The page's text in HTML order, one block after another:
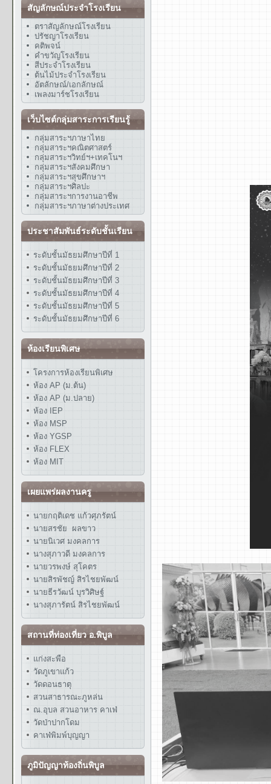
สัญลักษณ์ประจำโรงเรียน
ตราสัญลักษณ์โรงเรียน
ปรัชญาโรงเรียน
คติพจน์
คำขวัญโรงเรียน
สีประจำโรงเรียน
ต้นไม้ประจำโรงเรียน
อัตลักษณ์/เอกลักษณ์
เพลงมาร์ชโรงเรียน
เว็บไซต์กลุ่มสาระการเรียนรู้
กลุ่มสาระฯภาษาไทย
กลุ่มสาระฯคณิตศาสตร์
กลุ่มสาระฯวิทย์ฯ+เทคโนฯ
กลุ่มสาระฯสังคมศึกษา
กลุ่มสาระฯสุขศึกษาฯ
กลุ่มสาระฯศิลปะ
กลุ่มสาระฯการงานอาชีพ
กลุ่มสาระฯภาษาต่างประเทศ
ประชาสัมพันธ์ระดับชั้นเรียน
ระดับชั้นมัธยมศึกษาปีที่ 1
ระดับชั้นมัธยมศึกษาปีที่ 2
ระดับชั้นมัธยมศึกษาปีที่ 3
ระดับชั้นมัธยมศึกษาปีที่ 4
ระดับชั้นมัธยมศึกษาปีที่ 5
ระดับชั้นมัธยมศึกษาปีที่ 6
ห้องเรียนพิเศษ
โครงการห้องเรียนพิเศษ
ห้อง AP (ม.ต้น)
ห้อง AP (ม.ปลาย)
ห้อง IEP
ห้อง MSP
ห้อง YGSP
ห้อง FLEX
ห้อง MIT
เผยแพร่ผลงานครู
นายกฤติเดช แก้วศุภรัตน์
นายสรชัย ผลขาว
นายนิเวศ มงคลการ
นางสุภาวดี มงคลการ
นายวรพงษ์ สุโคตร
นายสิรพัชญ์ สิรไชยพัฒน์
นายธีรวัฒน์ บุรวิศิษฐ์
นางสุภารัตน์ สิรไชยพัฒน์
สถานที่ท่องเที่ยว อ.พิบูล
แก่งสะพือ
วัดภูเขาแก้ว
วัดดอนธาตุ
สวนสาธารณะภูหล่น
ณ.อุบล สวนอาหาร คาเฟ่
วัดป่าปากโดม
คาเฟ่พิมพ์บุญญา
ภูมิปัญญาท้องถิ่นพิบูล